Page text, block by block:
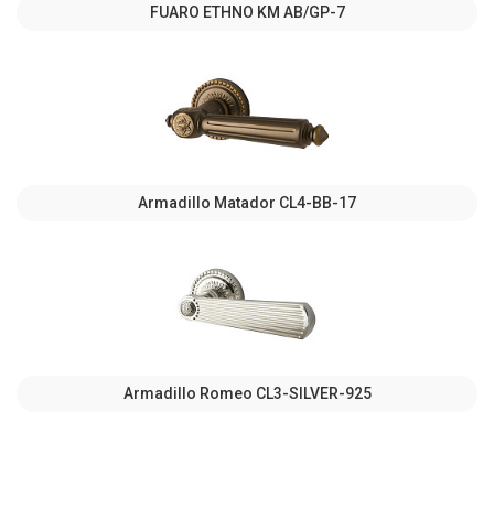
FUARO ETHNO KM AB/GP-7
Armadillo Matador CL4-BB-17
Armadillo Romeo CL3-SILVER-925